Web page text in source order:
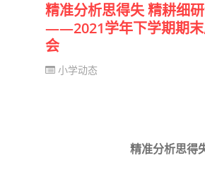
精准分析思得失 精耕细
——2021学年下学期期末
会
小学动态
精准分析思得